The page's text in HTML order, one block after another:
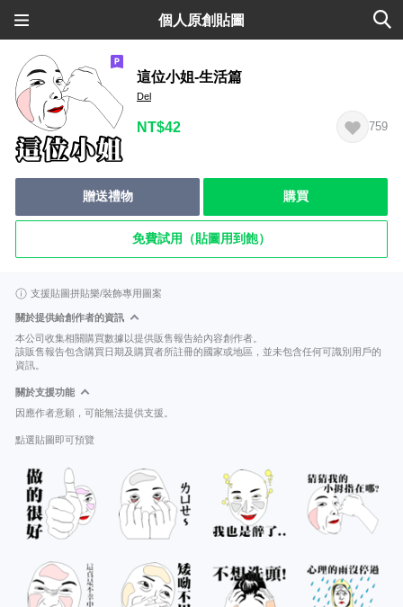
個人原創貼圖
這位小姐-生活篇
Del
NT$42 759
贈送禮物 購買
免費試用（貼圖用到飽）
支援貼圖拼貼樂/裝飾專用圖案
關於提供給創作者的資訊
本公司收集相關購買數據以提供販售報告給內容創作者。
該販售報告包含購買日期及購買者所註冊的國家或地區，並未包含任何可識別用戶的
資訊。
關於支援功能
因應作者意願，可能無法提供支援。
點選貼圖即可預覽